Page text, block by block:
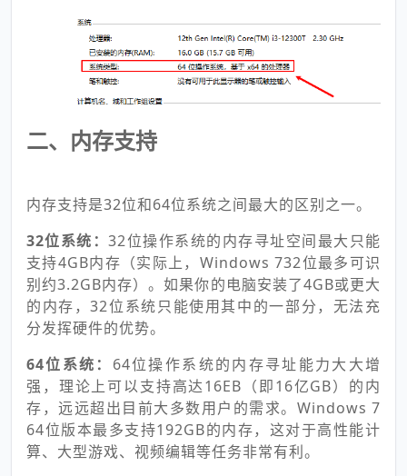
二、内存支持
内存支持是32位和64位系统之间最大的区别之一。
32位系统：32位操作系统的内存寻址空间最大只能
支持4GB内存（实际上，Windows 732位最多可识
别约3.2GB内存）。如果你的电脑安装了4GB或更大
的内存，32位系统只能使用其中的一部分，无法充
分发挥硬件的优势。
64位系统： 64位操作系统的内存寻址能力大大增
强，理论上可以支持高达16EB（即16亿GB）的内
存，远远超出目前大多数用户的需求。Windows 7
64位版本最多支持192GB的内存，这对于高性能计
算、大型游戏、视频编辑等任务非常有利。